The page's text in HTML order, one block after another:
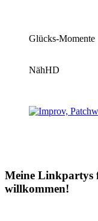
Glücks-Momente
NähHD
Meine Linkpartys
willkommen!